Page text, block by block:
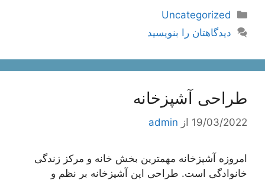
دسته‌ها
Uncategorized
دیدگاهتان را بنویسید
طراحی آشپزخانه
19/03/2022 از admin
امروزه آشپزخانه مهمترین بخش خانه و مرکز زندگی
خانوادگی است. طراحی اپن آشپزخانه بر نظم و